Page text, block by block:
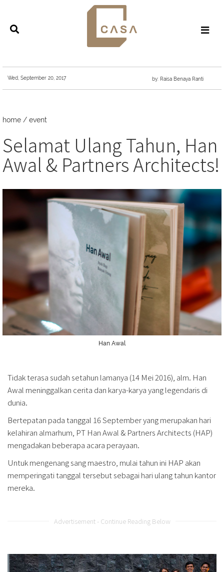
Wed, September 20, 2017 by: Raisa Benaya Ranti
home / event
Selamat Ulang Tahun, Han
Awal & Partners Architects!
Han Awal
Tidak terasa sudah setahun lamanya (14 Mei 2016), alm. Han
Awal meninggalkan cerita dan karya-karya yang legendaris di
dunia.
Bertepatan pada tanggal 16 September yang merupakan hari
kelahiran almarhum, PT Han Awal & Partners Architects (HAP)
mengadakan beberapa acara perayaan.
Untuk mengenang sang maestro, mulai tahun ini HAP akan
memperingati tanggal tersebut sebagai hari ulang tahun kantor
mereka.
Advertisement - Continue Reading Below